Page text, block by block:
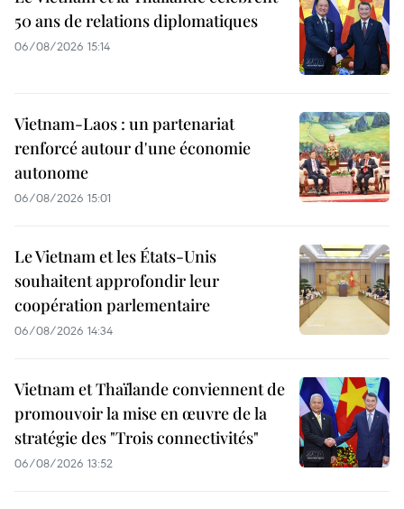
50 ans de relations diplomatiques
06/08/2026 15:14
Vietnam-Laos : un partenariat
renforcé autour d'une économie
autonome
06/08/2026 15:01
Le Vietnam et les États-Unis
souhaitent approfondir leur
coopération parlementaire
06/08/2026 14:34
Vietnam et Thaïlande conviennent de
promouvoir la mise en œuvre de la
stratégie des "Trois connectivités"
06/08/2026 13:52